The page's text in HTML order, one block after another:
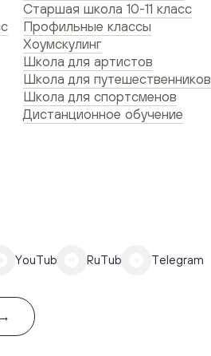
Старшая школа 10-11 класс
Профильные классы
Хоумскулинг
Школа для артистов
Школа для путешественников
Школа для спортсменов
Дистанционное обучение
YouTube RuTube Telegram